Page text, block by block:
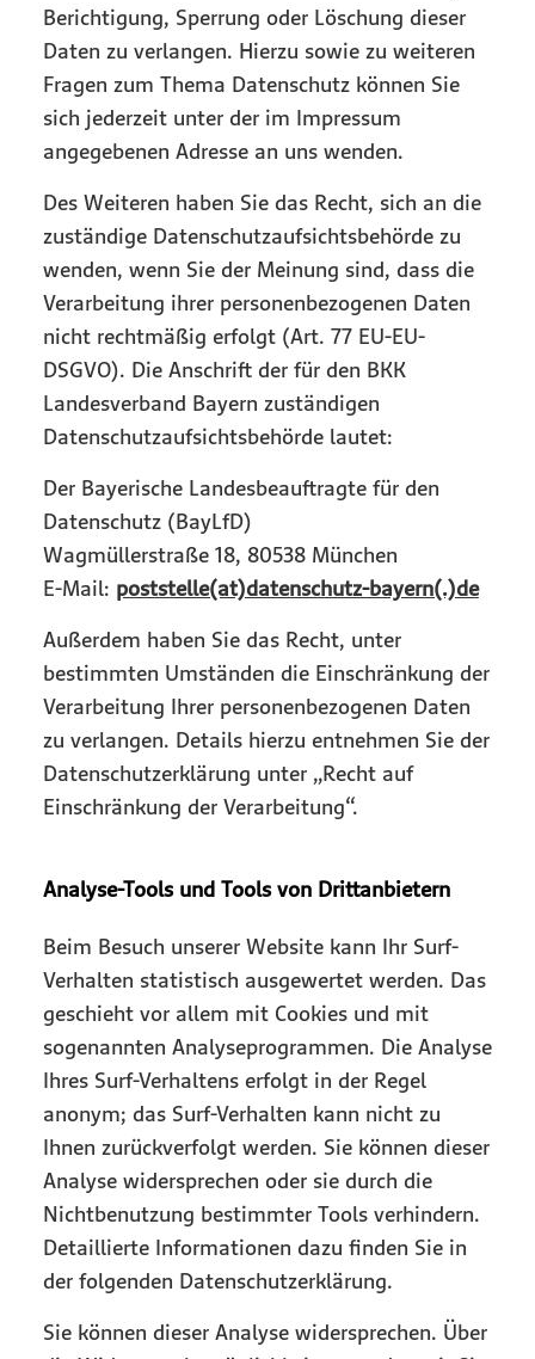
Berichtigung, Sperrung oder Löschung dieser
Daten zu verlangen. Hierzu sowie zu weiteren
Fragen zum Thema Datenschutz können Sie
sich jederzeit unter der im Impressum
angegebenen Adresse an uns wenden.
Des Weiteren haben Sie das Recht, sich an die
zuständige Datenschutzaufsichtsbehörde zu
wenden, wenn Sie der Meinung sind, dass die
Verarbeitung ihrer personenbezogenen Daten
nicht rechtmäßig erfolgt (Art. 77 EU-EU-
DSGVO). Die Anschrift der für den BKK
Landesverband Bayern zuständigen
Datenschutzaufsichtsbehörde lautet:
Der Bayerische Landesbeauftragte für den
Datenschutz (BayLfD)
Wagmüllerstraße 18, 80538 München
E-Mail: poststelle(at)datenschutz-bayern(.)de
Außerdem haben Sie das Recht, unter
bestimmten Umständen die Einschränkung der
Verarbeitung Ihrer personenbezogenen Daten
zu verlangen. Details hierzu entnehmen Sie der
Datenschutzerklärung unter „Recht auf
Einschränkung der Verarbeitung“.
Analyse-Tools und Tools von Drittanbietern
Beim Besuch unserer Website kann Ihr Surf-
Verhalten statistisch ausgewertet werden. Das
geschieht vor allem mit Cookies und mit
sogenannten Analyseprogrammen. Die Analyse
Ihres Surf-Verhaltens erfolgt in der Regel
anonym; das Surf-Verhalten kann nicht zu
Ihnen zurückverfolgt werden. Sie können dieser
Analyse widersprechen oder sie durch die
Nichtbenutzung bestimmter Tools verhindern.
Detaillierte Informationen dazu finden Sie in
der folgenden Datenschutzerklärung.
Sie können dieser Analyse widersprechen. Über